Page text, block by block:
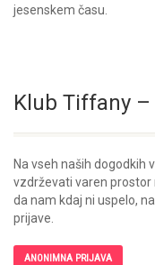
jesenskem času.
Klub Tiffany
Na vseh naših dogodkih
vzdrževati varen prostor
da nam kdaj ni uspelo,
prijave.
ANONIMNA PRIJAVA